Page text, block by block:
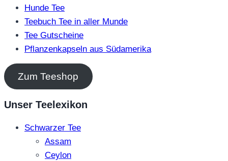
Hunde Tee
Teebuch Tee in aller Munde
Tee Gutscheine
Pflanzenkapseln aus Südamerika
Zum Teeshop
Unser Teelexikon
Schwarzer Tee
Assam
Ceylon